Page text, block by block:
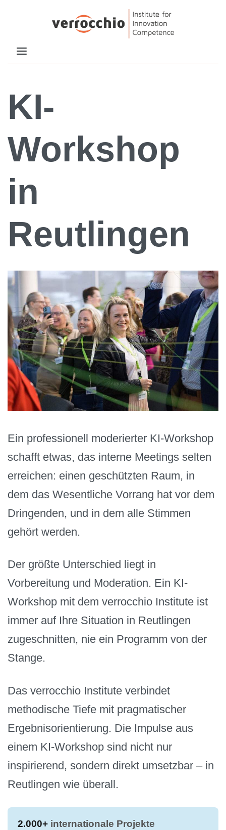
KI-
Workshop
in
Reutlingen
Ein professionell moderierter KI-Workshop
schafft etwas, das interne Meetings selten
erreichen: einen geschützten Raum, in
dem das Wesentliche Vorrang hat vor dem
Dringenden, und in dem alle Stimmen
gehört werden.
Der größte Unterschied liegt in
Vorbereitung und Moderation. Ein KI-
Workshop mit dem verrocchio Institute ist
immer auf Ihre Situation in Reutlingen
zugeschnitten, nie ein Programm von der
Stange.
Das verrocchio Institute verbindet
methodische Tiefe mit pragmatischer
Ergebnisorientierung. Die Impulse aus
einem KI-Workshop sind nicht nur
inspirierend, sondern direkt umsetzbar – in
Reutlingen wie überall.
2.000+ internationale Projekte